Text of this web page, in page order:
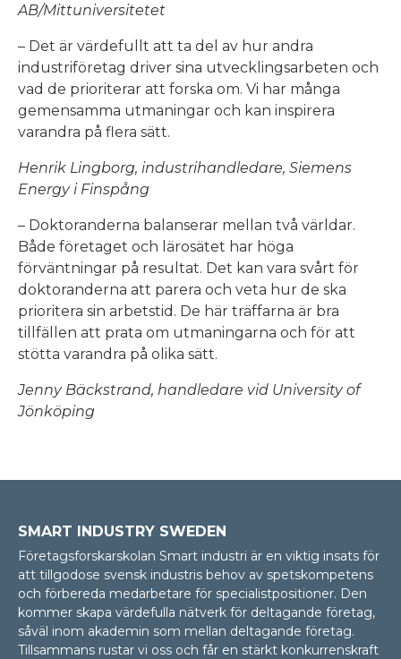
AB/Mittuniversitetet
– Det är värdefullt att ta del av hur andra
industriföretag driver sina utvecklingsarbeten och
vad de prioriterar att forska om. Vi har många
gemensamma utmaningar och kan inspirera
varandra på flera sätt.
Henrik Lingborg, industrihandledare, Siemens
Energy i Finspång
– Doktoranderna balanserar mellan två världar.
Både företaget och lärosätet har höga
förväntningar på resultat. Det kan vara svårt för
doktoranderna att parera och veta hur de ska
prioritera sin arbetstid. De här träffarna är bra
tillfällen att prata om utmaningarna och för att
stötta varandra på olika sätt.
Jenny Bäckstrand, handledare vid University of
Jönköping
SMART INDUSTRY SWEDEN
Företagsforskarskolan Smart industri är en viktig insats för
att tillgodose svensk industris behov av spetskompetens
och förbereda medarbetare för specialistpositioner. Den
kommer skapa värdefulla nätverk för deltagande företag,
såväl inom akademin som mellan delta­gan­de företag.
Tillsammans rustar vi oss och får en stärkt konkurrenskraft